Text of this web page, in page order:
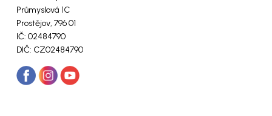
Průmyslová 1C
Prostějov, 796 01
IČ: 02484790
DIČ: CZ02484790